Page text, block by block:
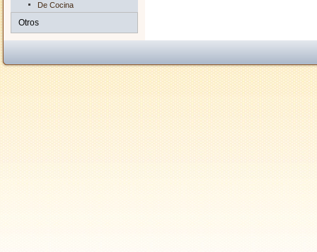
De Cocina
Otros